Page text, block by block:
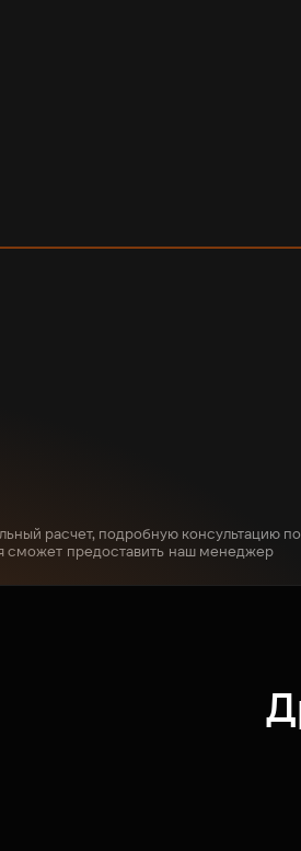
расчет, подробную консультацию
сможет предоставить наш менеджер